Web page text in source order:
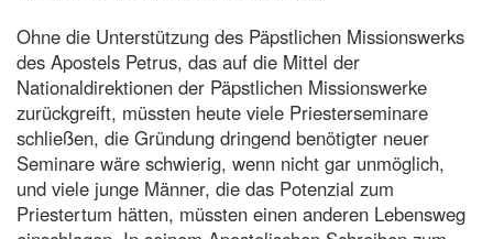
Ohne die Unterstützung des Päpstlichen Missionswerks
des Apostels Petrus, das auf die Mittel der
Nationaldirektionen der Päpstlichen Missionswerke
zurückgreift, müssten heute viele Priesterseminare
schließen, die Gründung dringend benötigter neuer
Seminare wäre schwierig, wenn nicht gar unmöglich,
und viele junge Männer, die das Potenzial zum
Priestertum hätten, müssten einen anderen Lebensweg